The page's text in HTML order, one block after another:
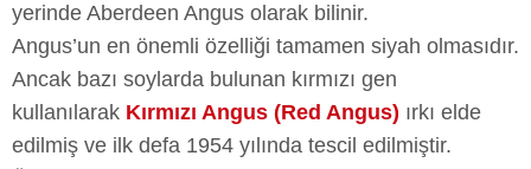
yerinde Aberdeen Angus olarak bilinir.
Angus’un en önemli özelliği tamamen siyah olmasıdır.
Ancak bazı soylarda bulunan kırmızı gen
kullanılarak Kırmızı Angus (Red Angus) ırkı elde
edilmiş ve ilk defa 1954 yılında tescil edilmiştir.